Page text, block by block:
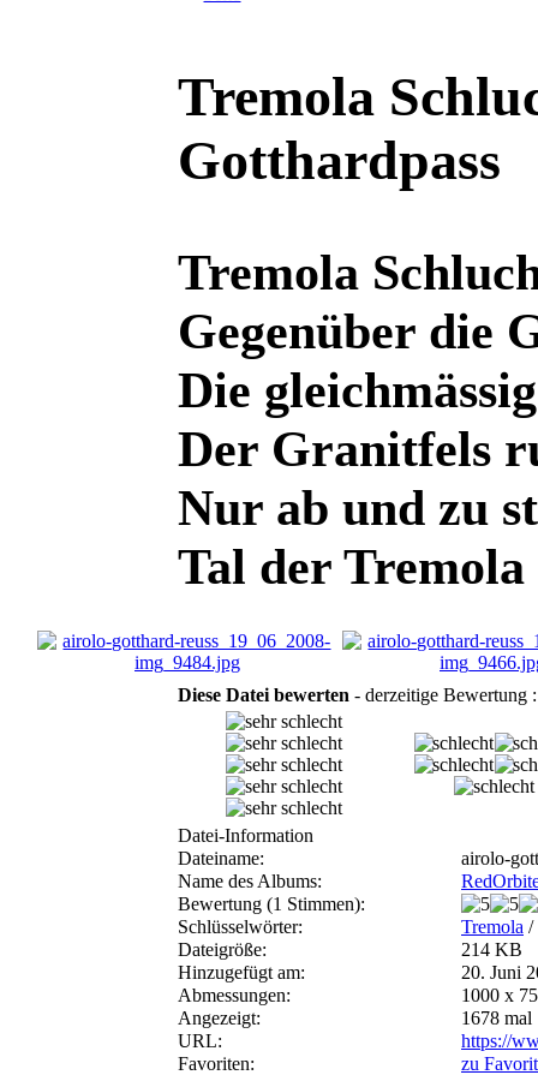
Tremola
Gotthardpass
Tremola
Gegenüber die
Die
Der Granitfels
Nur ab und zu
Tal der Tremola
Diese Datei bewerten - derzeitige Bewertung
Datei-Information
Dateiname:
airolo-
Name des Albums:
Bewertung (1 Stimmen):
Schlüsselwörter:
Tremola /
Dateigröße:
214 KB
Hinzugefügt am:
20. Juni
Abmessungen:
1000 x
Angezeigt:
1678 mal
URL:
https://
Favoriten:
zu